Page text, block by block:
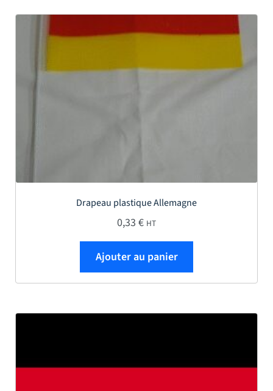
Drapeau plastique Allemagne
0,33 € HT
Ajouter au panier